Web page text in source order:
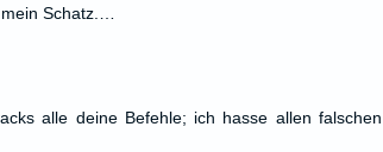
Schatz.…
alle deine Befehle; ich hasse allen falschen